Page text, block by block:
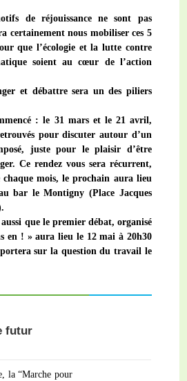
de réjouissance ne sont pas
certainement nous mobiliser ces 5
que l’écologie et la lutte contre
soient au cœur de l’action
et débattre sera un des piliers
: le 31 mars et le 21 avril,
pour discuter autour d’un
juste pour le plaisir d’être
Ce rendez vous sera récurrent,
mois, le prochain aura lieu
bar le Montigny (Place Jacques
que le premier débat, organisé
en ! » aura lieu le 12 mai à 20h30
sur la question du travail le
futur
la “Marche pour